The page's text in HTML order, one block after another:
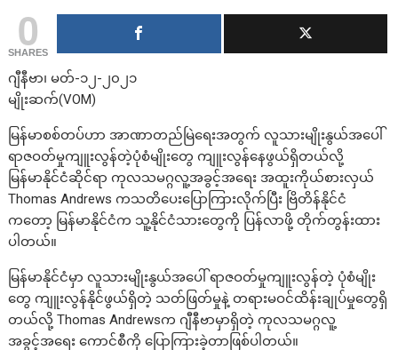
0
SHARES
ဂျီနီဗာ၊ မတ်-၁၂-၂၀၂၁
မျိုးဆက်(VOM)
မြန်မာစစ်တပ်ဟာ အာဏာတည်မြဲရေးအတွက် လူသားမျိုးနွယ်အပေါ်
ရာဇဝတ်မှုကျူးလွန်တဲ့ပုံစံမျိုးတွေ ကျူးလွန်နေဖွယ်ရှိတယ်လို့
မြန်မာနိုင်ငံဆိုင်ရာ ကုလသမဂ္ဂလူ့အခွင့်အရေး အထူးကိုယ်စားလှယ်
Thomas Andrews ကသတိပေးပြောကြားလိုက်ပြီး ဗြိတိန်နိုင်ငံ
ကတော့ မြန်မာနိုင်ငံက သူ့နိုင်ငံသားတွေကို ပြန်လာဖို့ တိုက်တွန်းထား
ပါတယ်။
မြန်မာနိုင်ငံမှာ လူသားမျိုးနွယ်အပေါ် ရာဇဝတ်မှုကျူးလွန်တဲ့ ပုံစံမျိုး
တွေ ကျူးလွန်နိုင်ဖွယ်ရှိတဲ့ သတ်ဖြတ်မှုနဲ့ တရားမဝင်ထိန်းချုပ်မှုတွေရှိ
တယ်လို့ Thomas Andrewsက ဂျီနီဗာမှာရှိတဲ့ ကုလသမဂ္ဂလူ့
အခွင့်အရေး ကောင်စီကို ပြောကြားခဲ့တာဖြစ်ပါတယ်။